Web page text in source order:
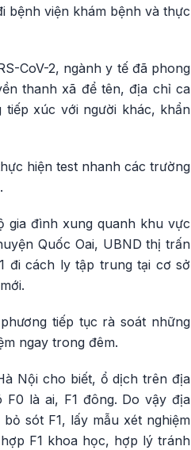
bệnh viện khám bệnh và thực
CoV-2, ngành y tế đã phong
thanh xã để tên, địa chỉ ca
tiếp xúc với người khác, khẩn
hiện test nhanh các trường
gia đình xung quanh khu vực
Quốc Oai, UBND thị trấn
đi cách ly tập trung tại cơ sở
tiếp tục rà soát những
ngay trong đêm.
Nội cho biết, ổ dịch trên địa
là ai, F1 đông. Do vậy địa
sót F1, lấy mẫu xét nghiệm
F1 khoa học, hợp lý tránh